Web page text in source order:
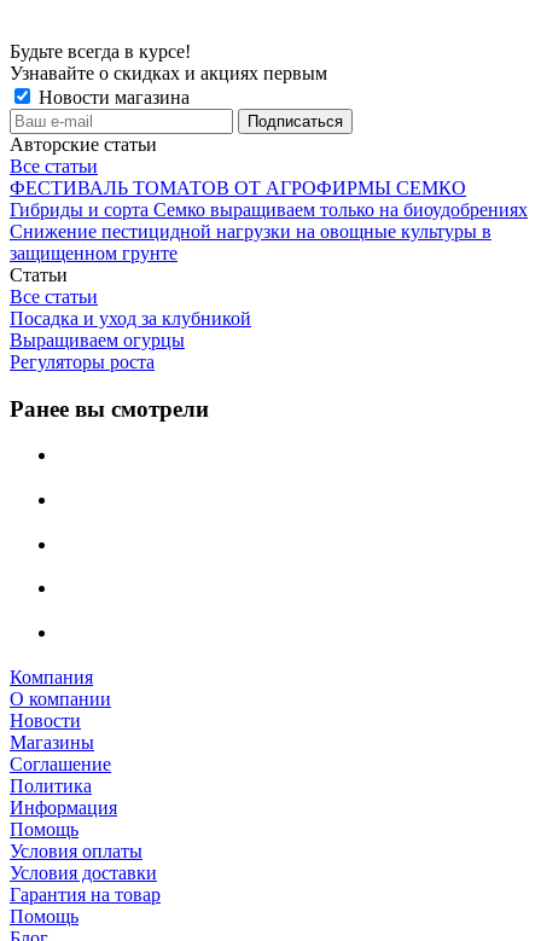
Будьте всегда в курсе!
Узнавайте о скидках и акциях первым
Новости магазина
Авторские статьи
Все статьи
ФЕСТИВАЛЬ ТОМАТОВ ОТ АГРОФИРМЫ СЕМКО
Гибриды и сорта Семко выращиваем только на биоудобрениях
Снижение пестицидной нагрузки на овощные культуры в
защищенном грунте
Статьи
Все статьи
Посадка и уход за клубникой
Выращиваем огурцы
Регуляторы роста
Ранее вы смотрели
Компания
О компании
Новости
Магазины
Соглашение
Политика
Информация
Помощь
Условия оплаты
Условия доставки
Гарантия на товар
Помощь